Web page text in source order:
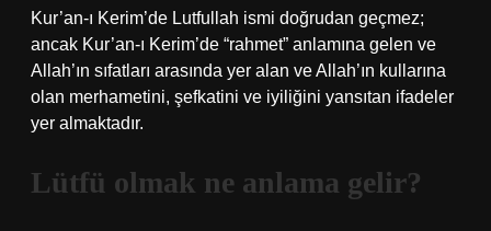
Kur’an-ı Kerim’de Lutfullah ismi doğrudan geçmez;
ancak Kur’an-ı Kerim’de “rahmet” anlamına gelen ve
Allah’ın sıfatları arasında yer alan ve Allah’ın kullarına
olan merhametini, şefkatini ve iyiliğini yansıtan ifadeler
yer almaktadır.
Lütfü olmak ne anlama gelir?